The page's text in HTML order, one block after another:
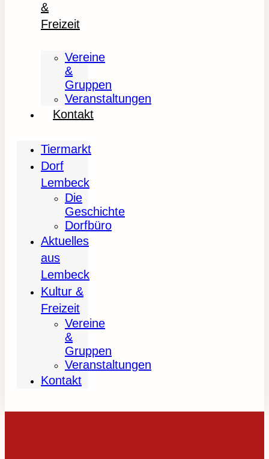
&
Freizeit
Vereine
&
Gruppen
Veranstaltungen
Kontakt
Tiermarkt
Dorf
Lembeck
Die
Geschichte
Dorfbüro
Aktuelles
aus
Lembeck
Kultur &
Freizeit
Vereine
&
Gruppen
Veranstaltungen
Kontakt